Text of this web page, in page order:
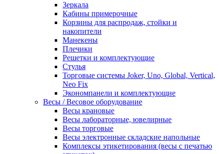
Зеркала
Кабины примерочные
Корзины для распродаж, стойки и
накопители
Манекены
Плечики
Решетки и комплектующие
Стулья
Торговые системы Joker, Uno, Global, Vertical,
Neo Fix
Экономпанели и комплектующие
Весы / Весовое оборудование
Весы крановые
Весы лабораторные, ювелирные
Весы торговые
Весы электронные складские напольные
Комплексы этикетирования (весы с печатью